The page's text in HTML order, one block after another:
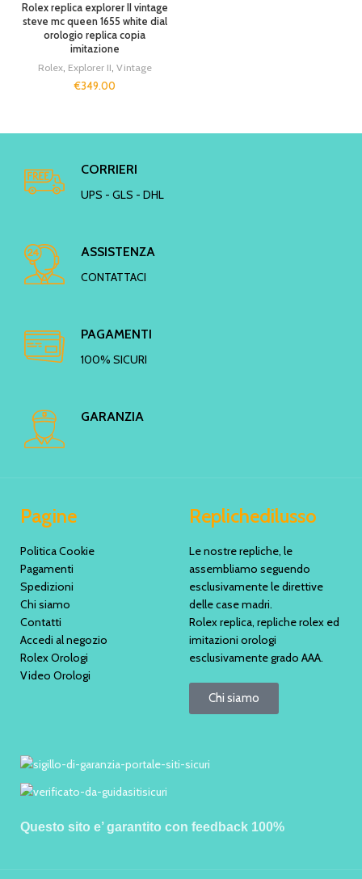
Rolex replica explorer II vintage
steve mc queen 1655 white dial
orologio replica copia
imitazione
Rolex, Explorer II Vintage
€349.00
CORRIERI
UPS - GLS - DHL
ASSISTENZA
CONTATTACI
PAGAMENTI
100% SICURI
GARANZIA
Pagine
Politica Cookie
Pagamenti
Spedizioni
Chi siamo
Contatti
Accedi al negozio
Rolex Orologi
Video Orologi
Replichedilusso
Le nostre repliche, le
assembliamo seguendo
esclusivamente le direttive
delle case madri.
Rolex replica, repliche rolex ed
imitazioni orologi
esclusivamente grado AAA.
Chi siamo
Questo sito e’ garantito con feedback 100%